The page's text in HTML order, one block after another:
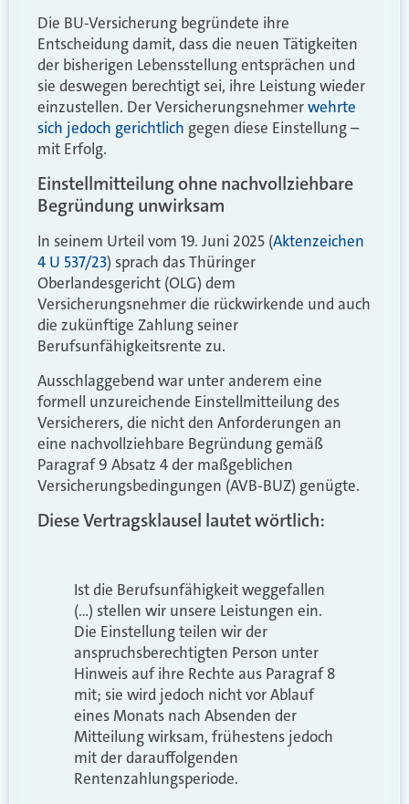
Die BU-Versicherung begründete ihre
Entscheidung damit, dass die neuen Tätigkeiten
der bisherigen Lebensstellung entsprächen und
sie deswegen berechtigt sei, ihre Leistung wieder
einzustellen. Der Versicherungsnehmerwehrte
sich jedoch gerichtlich gegen diese Einstellung –
mit Erfolg.
Einstellmitteilung ohne nachvollziehbare
Begründung unwirksam
In seinem Urteil vom 19. Juni 2025 (Aktenzeichen
4 U 537/23) sprach das Thüringer
Oberlandesgericht (OLG) dem
Versicherungsnehmer die rückwirkende und auch
die zukünftige Zahlung seiner
Berufsunfähigkeitsrente zu.
Ausschlaggebend war unter anderem eine
formell unzureichende Einstellmitteilung des
Versicherers, die nicht den Anforderungen an
eine nachvollziehbare Begründung gemäß
Paragraf 9 Absatz 4 der maßgeblichen
Versicherungsbedingungen (AVB-BUZ) genügte.
Diese Vertragsklausel lautet wörtlich:
Ist die Berufsunfähigkeit weggefallen
(…) stellen wir unsere Leistungen ein.
Die Einstellung teilen wir der
anspruchsberechtigten Person unter
Hinweis auf ihre Rechte aus Paragraf 8
mit; sie wird jedoch nicht vor Ablauf
eines Monats nach Absenden der
Mitteilung wirksam, frühestens jedoch
mit der darauffolgenden
Rentenzahlungsperiode.